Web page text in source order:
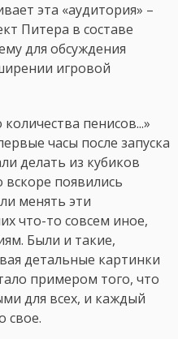
эта «аудитория» –
Питера в составе
для обсуждения
игровой
пенисов...»
часы после запуска
делать из кубиков
появились
менять эти
что-то совсем иное,
Были и такие,
детальные картинки
примером того, что
для всех, и каждый
свое.